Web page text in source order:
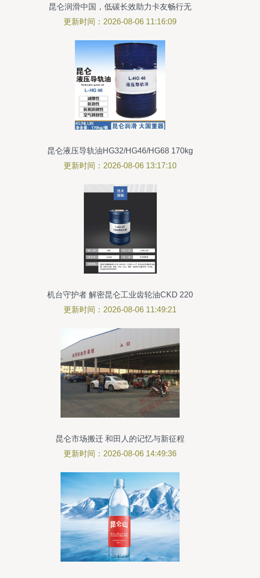
昆仑润滑中国，低碳长效助力卡友畅行无
阻
更新时间：2026-08-06 11:16:09
昆仑液压导轨油HG32/HG46/HG68 170kg
原厂包装，为中国制造赋能润滑动力
更新时间：2026-08-06 13:17:10
机台守护者 解密昆仑工业齿轮油CKD 220
的极压润滑技术
更新时间：2026-08-06 11:49:21
昆仑市场搬迁 和田人的记忆与新征程
更新时间：2026-08-06 14:49:36